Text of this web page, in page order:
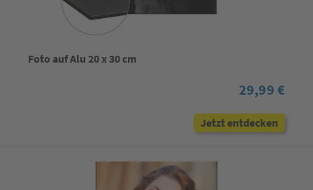
Foto auf Alu 20 x 30 cm
29,99 €
Jetzt entdecken